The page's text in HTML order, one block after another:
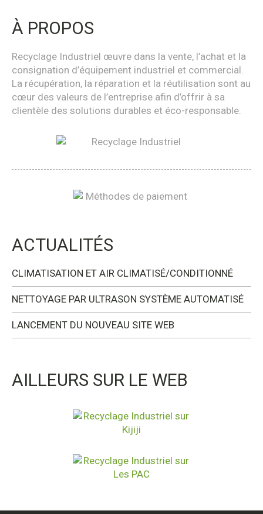
À PROPOS
Recyclage Industriel œuvre dans la vente, l’achat et la
consignation d’équipement industriel et commercial.
La récupération, la réparation et la réutilisation sont au
cœur des valeurs de l’entreprise afin d’offrir à sa
clientèle des solutions durables et éco-responsable.
ACTUALITÉS
CLIMATISATION ET AIR CLIMATISÉ/CONDITIONNÉ
NETTOYAGE PAR ULTRASON SYSTÈME AUTOMATISÉ
LANCEMENT DU NOUVEAU SITE WEB
AILLEURS SUR LE WEB